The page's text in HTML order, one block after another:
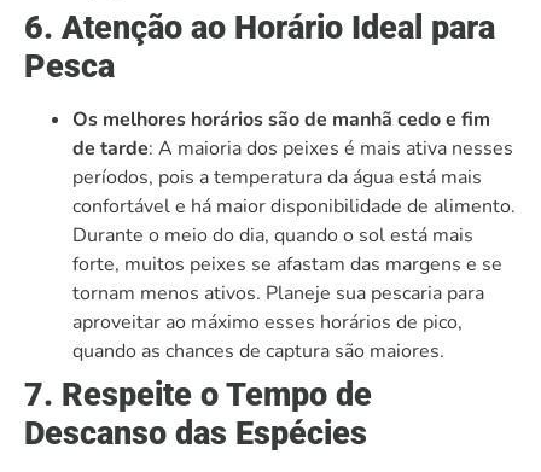
6. Atenção ao Horário Ideal para
Pesca
Os melhores horários são de manhã cedo e fim
de tarde: A maioria dos peixes é mais ativa nesses
períodos, pois a temperatura da água está mais
confortável e há maior disponibilidade de alimento.
Durante o meio do dia, quando o sol está mais
forte, muitos peixes se afastam das margens e se
tornam menos ativos. Planeje sua pescaria para
aproveitar ao máximo esses horários de pico,
quando as chances de captura são maiores.
7. Respeite o Tempo de
Descanso das Espécies